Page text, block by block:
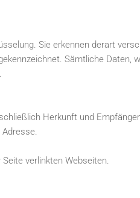
Sie erkennen derart
Sämtliche Daten,
Herkunft und
verlinkten Webseiten.